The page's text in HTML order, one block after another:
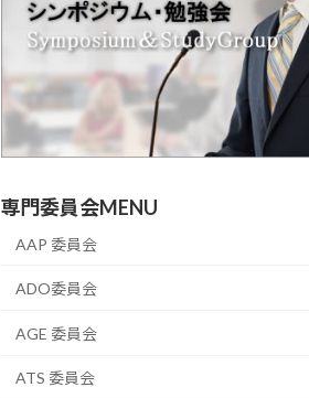
専門委員会MENU
AAP 委員会
ADO委員会
AGE 委員会
ATS 委員会